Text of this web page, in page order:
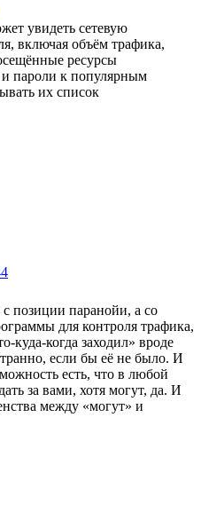
увидеть сетевую
включая объём трафика,
ресурсы
пароли к популярным
их список
позиции паранойи, а со
для контроля трафика,
куда-когда заходил» вроде
если бы её не было. И
есть, что в любой
за вами, хотя могут, да. И
между «могут» и